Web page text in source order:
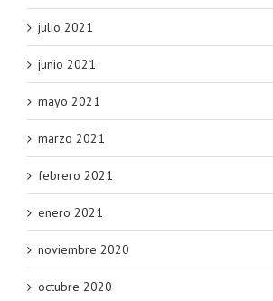
julio 2021
junio 2021
mayo 2021
marzo 2021
febrero 2021
enero 2021
noviembre 2020
octubre 2020